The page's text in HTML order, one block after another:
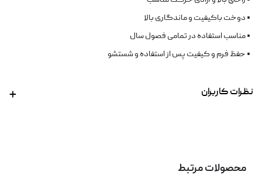
• دوخت باکیفیت و ماندگاری بالا
• مناسب استفاده در تمامی فصول سال
• حفظ فرم و کیفیت پس از استفاده و شستشو
نظرات کاربران
محصولات مرتبط